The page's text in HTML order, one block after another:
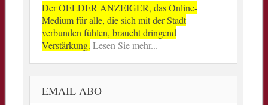
Der OELDER ANZEIGER, das Online-
Medium für alle, die sich mit der Stadt
verbunden fühlen, braucht dringend
Verstärkung. Lesen Sie mehr...
EMAIL ABO